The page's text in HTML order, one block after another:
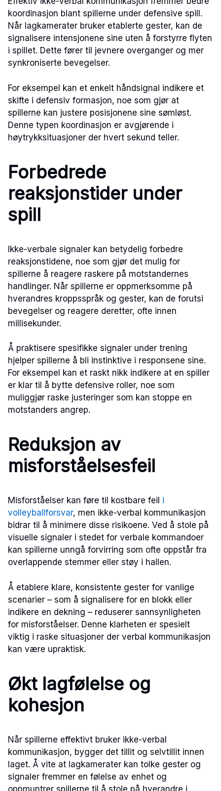
koordinasjon blant spillerne under defensive spill.
Når lagkamerater bruker etablerte gester, kan de
signalisere intensjonene sine uten å forstyrre flyten
i spillet. Dette fører til jevnere overganger og mer
synkroniserte bevegelser.
For eksempel kan et enkelt håndsignal indikere et
skifte i defensiv formasjon, noe som gjør at
spillerne kan justere posisjonene sine sømløst.
Denne typen koordinasjon er avgjørende i
høytrykksituasjoner der hvert sekund teller.
Forbedrede
reaksjonstider under
spill
Ikke-verbale signaler kan betydelig forbedre
reaksjonstidene, noe som gjør det mulig for
spillerne å reagere raskere på motstandernes
handlinger. Når spillerne er oppmerksomme på
hverandres kroppsspråk og gester, kan de forutsi
bevegelser og reagere deretter, ofte innen
millisekunder.
Å praktisere spesifikke signaler under trening
hjelper spillerne å bli instinktive i responsene sine.
For eksempel kan et raskt nikk indikere at en spiller
er klar til å bytte defensive roller, noe som
muliggjør raske justeringer som kan stoppe en
motstanders angrep.
Reduksjon av
misforståelsesfeil
Misforståelser kan føre til kostbare feil i
volleyballforsvar, men ikke-verbal kommunikasjon
bidrar til å minimere disse risikoene. Ved å stole på
visuelle signaler i stedet for verbale kommandoer
kan spillerne unngå forvirring som ofte oppstår fra
overlappende stemmer eller støy i hallen.
Å etablere klare, konsistente gester for vanlige
scenarier – som å signalisere for en blokk eller
indikere en dekning – reduserer sannsynligheten
for misforståelser. Denne klarheten er spesielt
viktig i raske situasjoner der verbal kommunikasjon
kan være upraktisk.
Økt lagfølelse og
kohesjon
Når spillerne effektivt bruker ikke-verbal
kommunikasjon, bygger det tillit og selvtillit innen
laget. Å vite at lagkamerater kan tolke gester og
signaler fremmer en følelse av enhet og
oppmuntrer spillerne til å stole på hverandre i